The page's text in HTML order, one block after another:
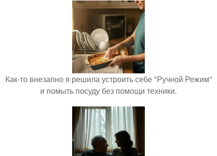
Как-то внезапно я решила устроить себе "Ручной Режим"
и помыть посуду без помощи техники.